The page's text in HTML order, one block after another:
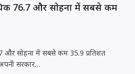
76.7 और सोहना में सबसे कम
सोहना में सबसे कम 35.9 प्रतिशत
सरकार…